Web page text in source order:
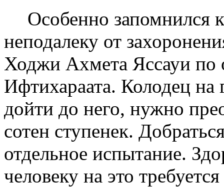
Особенно запомнился
неподалеку от
Ходжи Ахмета Яссауи по
Ифтихара­ата. Колодец на
дойти до него, нужно
сотен ступенек.
отдельное испытание.
человеку на это